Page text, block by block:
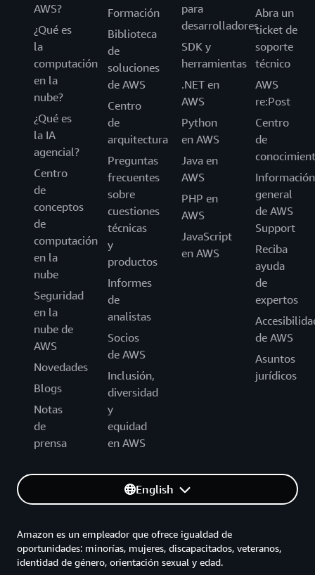
AWS?
¿Qué es
la
computación
en la
nube?
¿Qué es
la IA
agencial?
Centro
de
conceptos
de
computación
en la
nube
Seguridad
en la
nube de
AWS
Novedades
Blogs
Notas
de
prensa
Formación
Biblioteca
de
soluciones
de AWS
Centro
de
arquitectura
Preguntas
frecuentes
sobre
cuestiones
técnicas
y
productos
Informes
de
analistas
Socios
de AWS
Inclusión,
diversidad
y
equidad
en AWS
para
desarrolladores
SDK y
herramientas
.NET en
AWS
Python
en AWS
Java en
AWS
PHP en
AWS
JavaScript
en AWS
Abra un
ticket de
soporte
técnico
AWS
re:Post
Centro
de
Información
general
de AWS
Support
Reciba
ayuda
de
expertos
de AWS
Asuntos
jurídicos
English
Amazon es un empleador que ofrece igualdad de
oportunidades: minorías, mujeres, discapacitados, veteranos,
identidad de género, orientación sexual y edad.